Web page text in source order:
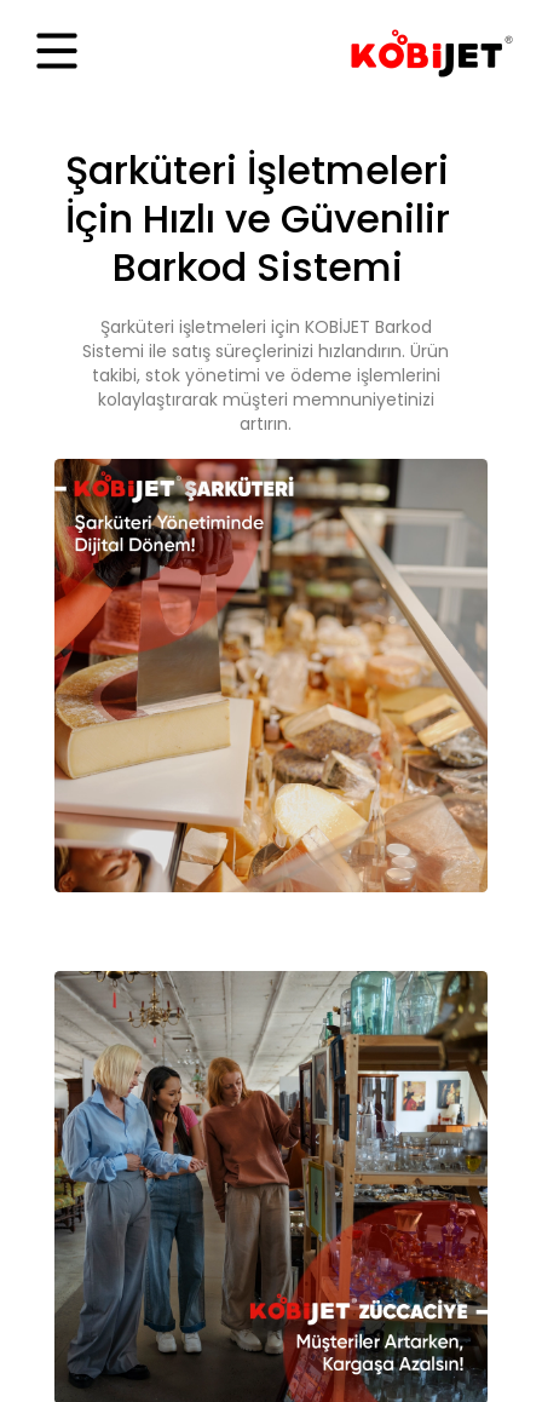
Şarküteri İşletmeleri
İçin Hızlı ve Güvenilir
Barkod Sistemi
Şarküteri işletmeleri için KOBİJET Barkod
Sistemi ile satış süreçlerinizi hızlandırın. Ürün
takibi, stok yönetimi ve ödeme işlemlerini
kolaylaştırarak müşteri memnuniyetinizi
artırın.